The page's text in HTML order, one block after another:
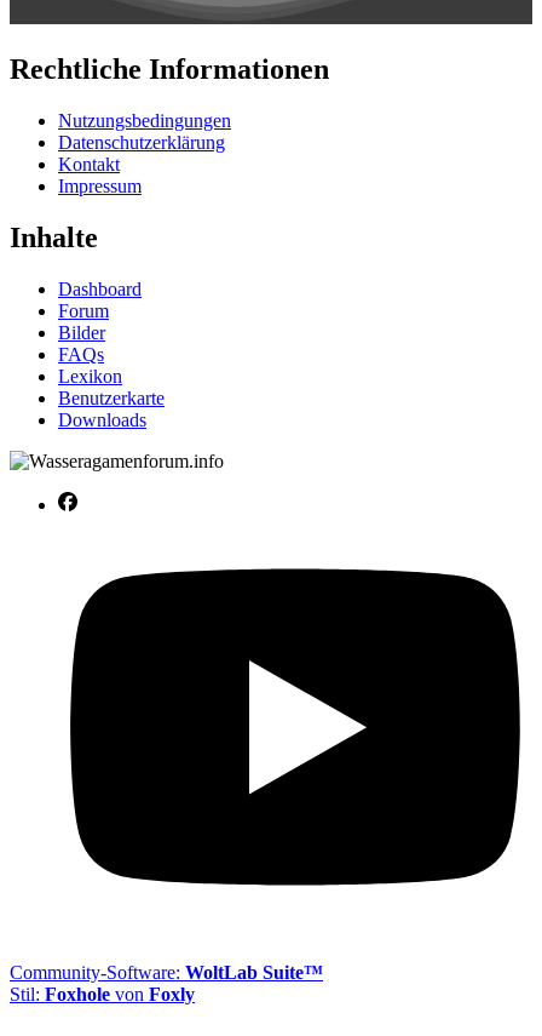
Rechtliche Informationen
Nutzungsbedingungen
Datenschutzerklärung
Kontakt
Impressum
Inhalte
Dashboard
Forum
Bilder
FAQs
Lexikon
Benutzerkarte
Downloads
Community-Software: WoltLab Suite™
Stil: Foxhole von Foxly